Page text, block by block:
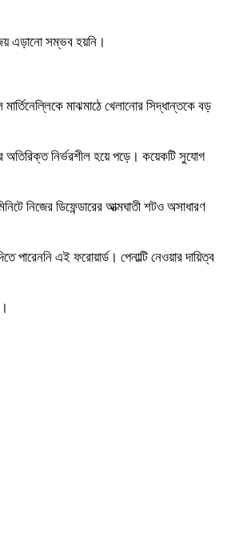
এড়ানো সম্ভব হয়নি।
মাঝমাঠে খেলানোর সিদ্ধান্তকে বড়
অতিরিক্ত নির্ভরশীল হয়ে পড়ে। কয়েকটি সুযোগ
নিজের ডিফেন্ডারের আত্মঘাতী শটও অসাধারণ
এই ফরোয়ার্ড। পেনাল্টি নেওয়ার দায়িত্ব